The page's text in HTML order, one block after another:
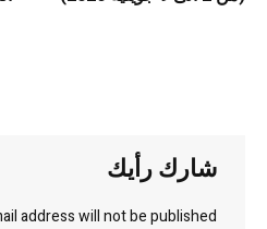
شارك رأيك
address will not be published.